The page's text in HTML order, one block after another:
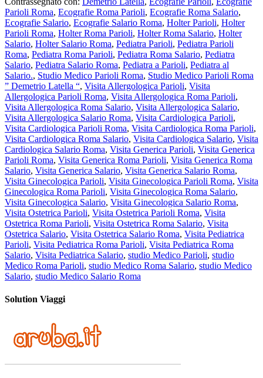
Parioli Roma, Ecografie Roma Parioli, Ecografie Roma Salario,
Ecografie Salario, Ecografie Salario Roma, Holter Parioli, Holter
Parioli Roma, Holter Roma Parioli, Holter Roma Salario, Holter
Salario, Holter Salario Roma, Pediatra Parioli, Pediatra Parioli
Roma, Pediatra Roma Parioli, Pediatra Roma Salario, Pediatra
Salario, Pediatra Salario Roma, Pediatra a Parioli, Pediatra al
Salario., Studio Medico Parioli Roma, Studio Medico Parioli Roma
” Demetrio Latella “, Visita Allergologica Parioli, Visita
Allergologica Parioli Roma, Visita Allergologica Roma Parioli,
Visita Allergologica Roma Salario, Visita Allergologica Salario,
Visita Allergologica Salario Roma, Visita Cardiologica Parioli,
Visita Cardiologica Parioli Roma, Visita Cardiologica Roma Parioli,
Visita Cardiologica Roma Salario, Visita Cardiologica Salario, Visita
Cardiologica Salario Roma, Visita Generica Parioli, Visita Generica
Parioli Roma, Visita Generica Roma Parioli, Visita Generica Roma
Salario, Visita Generica Salario, Visita Generica Salario Roma,
Visita Ginecologica Parioli, Visita Ginecologica Parioli Roma, Visita
Ginecologica Roma Parioli, Visita Ginecologica Roma Salario,
Visita Ginecologica Salario, Visita Ginecologica Salario Roma,
Visita Ostetrica Parioli, Visita Ostetrica Parioli Roma, Visita
Ostetrica Roma Parioli, Visita Ostetrica Roma Salario, Visita
Ostetrica Salario, Visita Ostetrica Salario Roma, Visita Pediatrica
Parioli, Visita Pediatrica Roma Parioli, Visita Pediatrica Roma
Salario, Visita Pediatrica Salario, studio Medico Parioli, studio
Medico Roma Parioli, studio Medico Roma Salario, studio Medico
Salario, studio Medico Salario Roma
Solution Viaggi